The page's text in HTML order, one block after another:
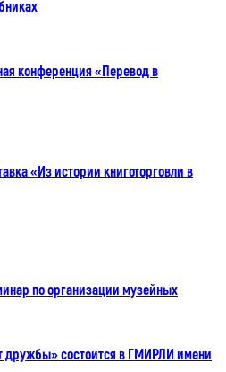
конференция «Перевод в
«Из истории книготорговли в
по организации музейных
дружбы» состоится в ГМИРЛИ имени